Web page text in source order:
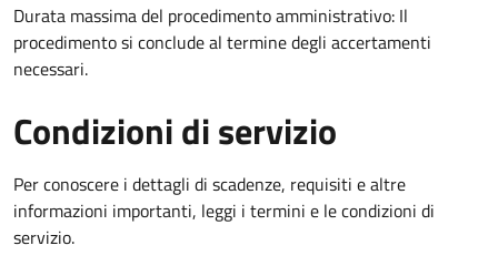
Durata massima del procedimento amministrativo: Il
procedimento si conclude al termine degli accertamenti
necessari.
Condizioni di servizio
Per conoscere i dettagli di scadenze, requisiti e altre
informazioni importanti, leggi i termini e le condizioni di
servizio.